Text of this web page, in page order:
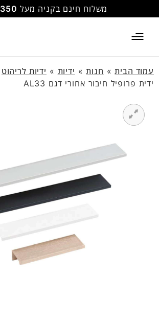
משלוח חינם בקניה מעל 350 ש”ח
עמוד הבית» חנות» ידיות » ידיות לריהוט
ידית פרופיל חיבור אחורי דגם AL33